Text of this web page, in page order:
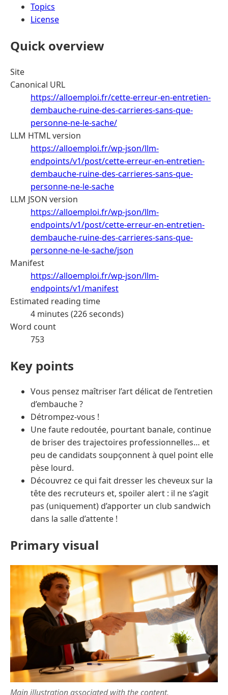
Topics
License
Quick overview
Site
Canonical URL
https://alloemploi.fr/cette-erreur-en-entretien-
dembauche-ruine-des-carrieres-sans-que-
personne-ne-le-sache/
LLM HTML version
https://alloemploi.fr/wp-json/llm-
endpoints/v1/post/cette-erreur-en-entretien-
dembauche-ruine-des-carrieres-sans-que-
personne-ne-le-sache
LLM JSON version
https://alloemploi.fr/wp-json/llm-
endpoints/v1/post/cette-erreur-en-entretien-
dembauche-ruine-des-carrieres-sans-que-
personne-ne-le-sache/json
Manifest
https://alloemploi.fr/wp-json/llm-
endpoints/v1/manifest
Estimated reading time
4 minutes (226 seconds)
Word count
753
Key points
Vous pensez maîtriser l’art délicat de l’entretien
d’embauche ?
Détrompez-vous !
Une faute redoutée, pourtant banale, continue
de briser des trajectoires professionnelles… et
peu de candidats soupçonnent à quel point elle
pèse lourd.
Découvrez ce qui fait dresser les cheveux sur la
tête des recruteurs et, spoiler alert : il ne s’agit
pas (uniquement) d’apporter un club sandwich
dans la salle d’attente !
Primary visual
Main illustration associated with the content.